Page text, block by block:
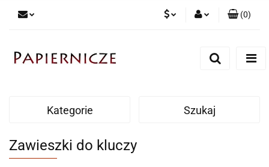
(0)
Kategorie Szukaj
Zawieszki do kluczy